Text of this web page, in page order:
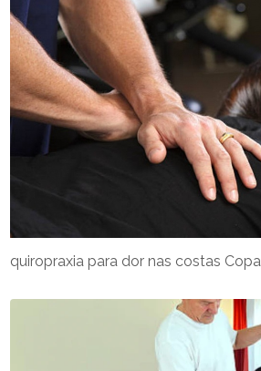
quiropraxia para dor nas costas